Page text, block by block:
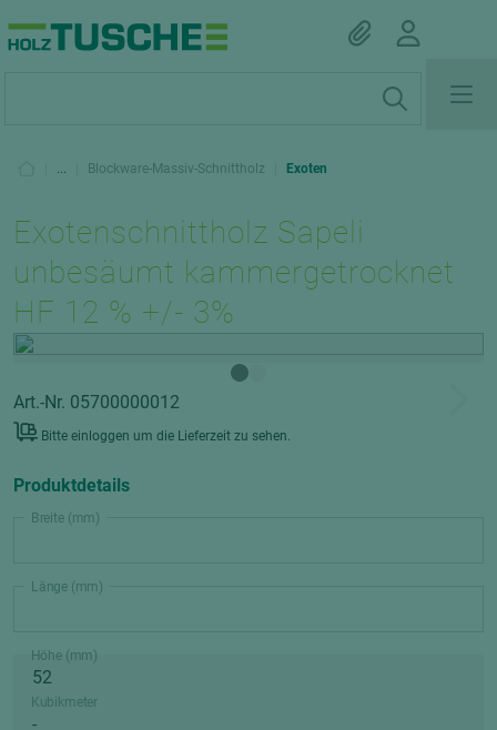
... Blockware-Massiv-Schnittholz Exoten
Exotenschnittholz Sapeli
unbesäumt kammergetrocknet
HF 12 % +/- 3%
Art.-Nr. 05700000012
Bitte einloggen um die Lieferzeit zu sehen.
Produktdetails
Breite (mm)
Länge (mm)
Höhe (mm)
Kubikmeter